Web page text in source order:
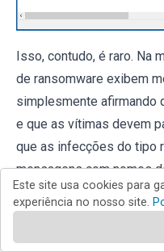
Isso, contudo, é raro. Na
de ransomware exibem
simplesmente afirmando
e que as vítimas devem
que as infecções do tipo
mensagens com nomes
exemplo, "_readme.txt", "
"
Este site usa cookies para
experiência no nosso site.